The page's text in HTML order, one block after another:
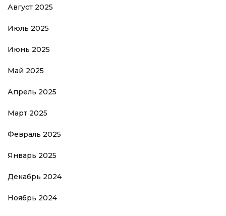
Август 2025
Июль 2025
Июнь 2025
Май 2025
Апрель 2025
Март 2025
Февраль 2025
Январь 2025
Декабрь 2024
Ноябрь 2024